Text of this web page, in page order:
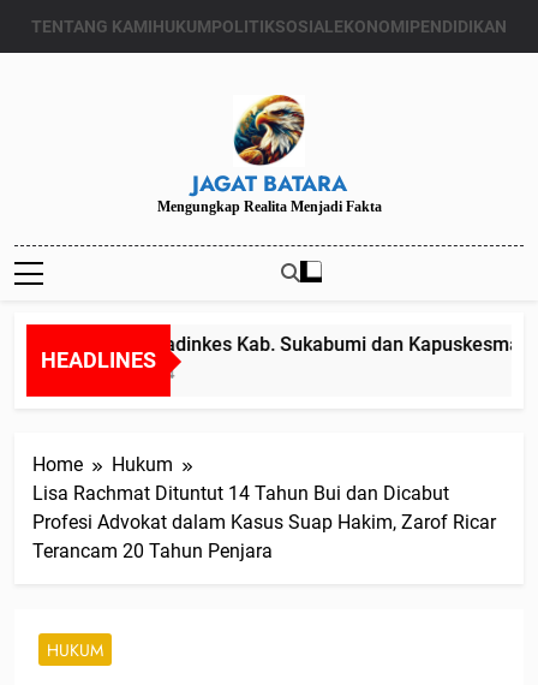
TENTANG KAMIHUKUMPOLITIKSOSIALEKONOMIPENDIDIKAN
JAGAT BATARA
Mengungkap Realita Menjadi Fakta
HEADLINES
Diduga Kadinkes Kab. Sukabumi dan Kapuskesmas
Juli 24, 2024
Home
Hukum
Lisa Rachmat Dituntut 14 Tahun Bui dan Dicabut
Profesi Advokat dalam Kasus Suap Hakim, Zarof Ricar
Terancam 20 Tahun Penjara
HUKUM